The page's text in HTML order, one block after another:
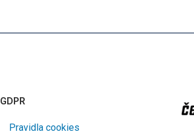
GDPR
Pravidla cookies